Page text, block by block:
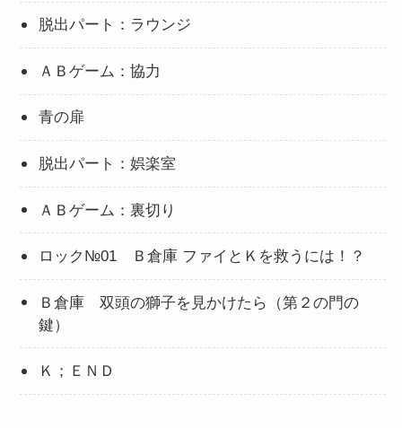
脱出パート：ラウンジ
ＡＢゲーム：協力
青の扉
脱出パート：娯楽室
ＡＢゲーム：裏切り
ロック№01 Ｂ倉庫 ファイとＫを救うには！？
Ｂ倉庫 双頭の獅子を見かけたら（第２の門の
鍵）
Ｋ；ＥＮＤ